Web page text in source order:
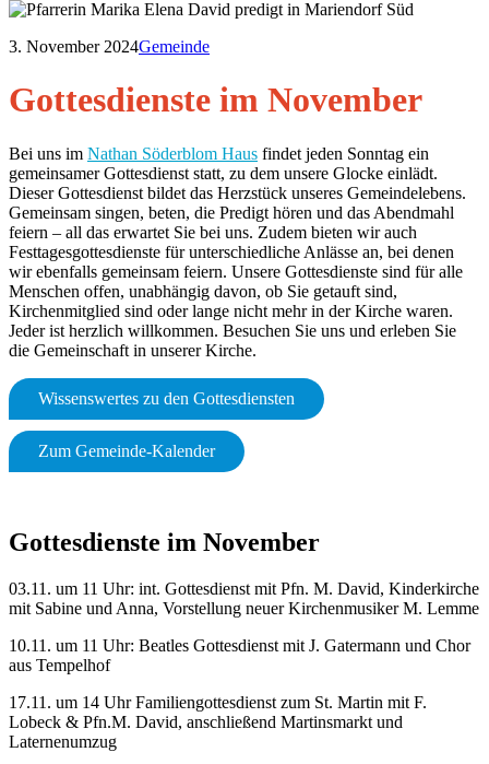
3. November 2024Gemeinde
Gottesdienste im November
Bei uns im Nathan Söderblom Haus findet jeden Sonntag ein
gemeinsamer Gottesdienst statt, zu dem unsere Glocke einlädt.
Dieser Gottesdienst bildet das Herzstück unseres Gemeindelebens.
Gemeinsam singen, beten, die Predigt hören und das Abendmahl
feiern – all das erwartet Sie bei uns. Zudem bieten wir auch
Festtagesgottesdienste für unterschiedliche Anlässe an, bei denen
wir ebenfalls gemeinsam feiern. Unsere Gottesdienste sind für alle
Menschen offen, unabhängig davon, ob Sie getauft sind,
Kirchenmitglied sind oder lange nicht mehr in der Kirche waren.
Jeder ist herzlich willkommen. Besuchen Sie uns und erleben Sie
die Gemeinschaft in unserer Kirche.
Wissenswertes zu den Gottesdiensten
Zum Gemeinde-Kalender
Gottesdienste im November
03.11. um 11 Uhr: int. Gottesdienst mit Pfn. M. David, Kinderkirche
mit Sabine und Anna, Vorstellung neuer Kirchenmusiker M. Lemme
10.11. um 11 Uhr: Beatles Gottesdienst mit J. Gatermann und Chor
aus Tempelhof
17.11. um 14 Uhr Familiengottesdienst zum St. Martin mit F.
Lobeck & Pfn.M. David, anschließend Martinsmarkt und
Laternenumzug